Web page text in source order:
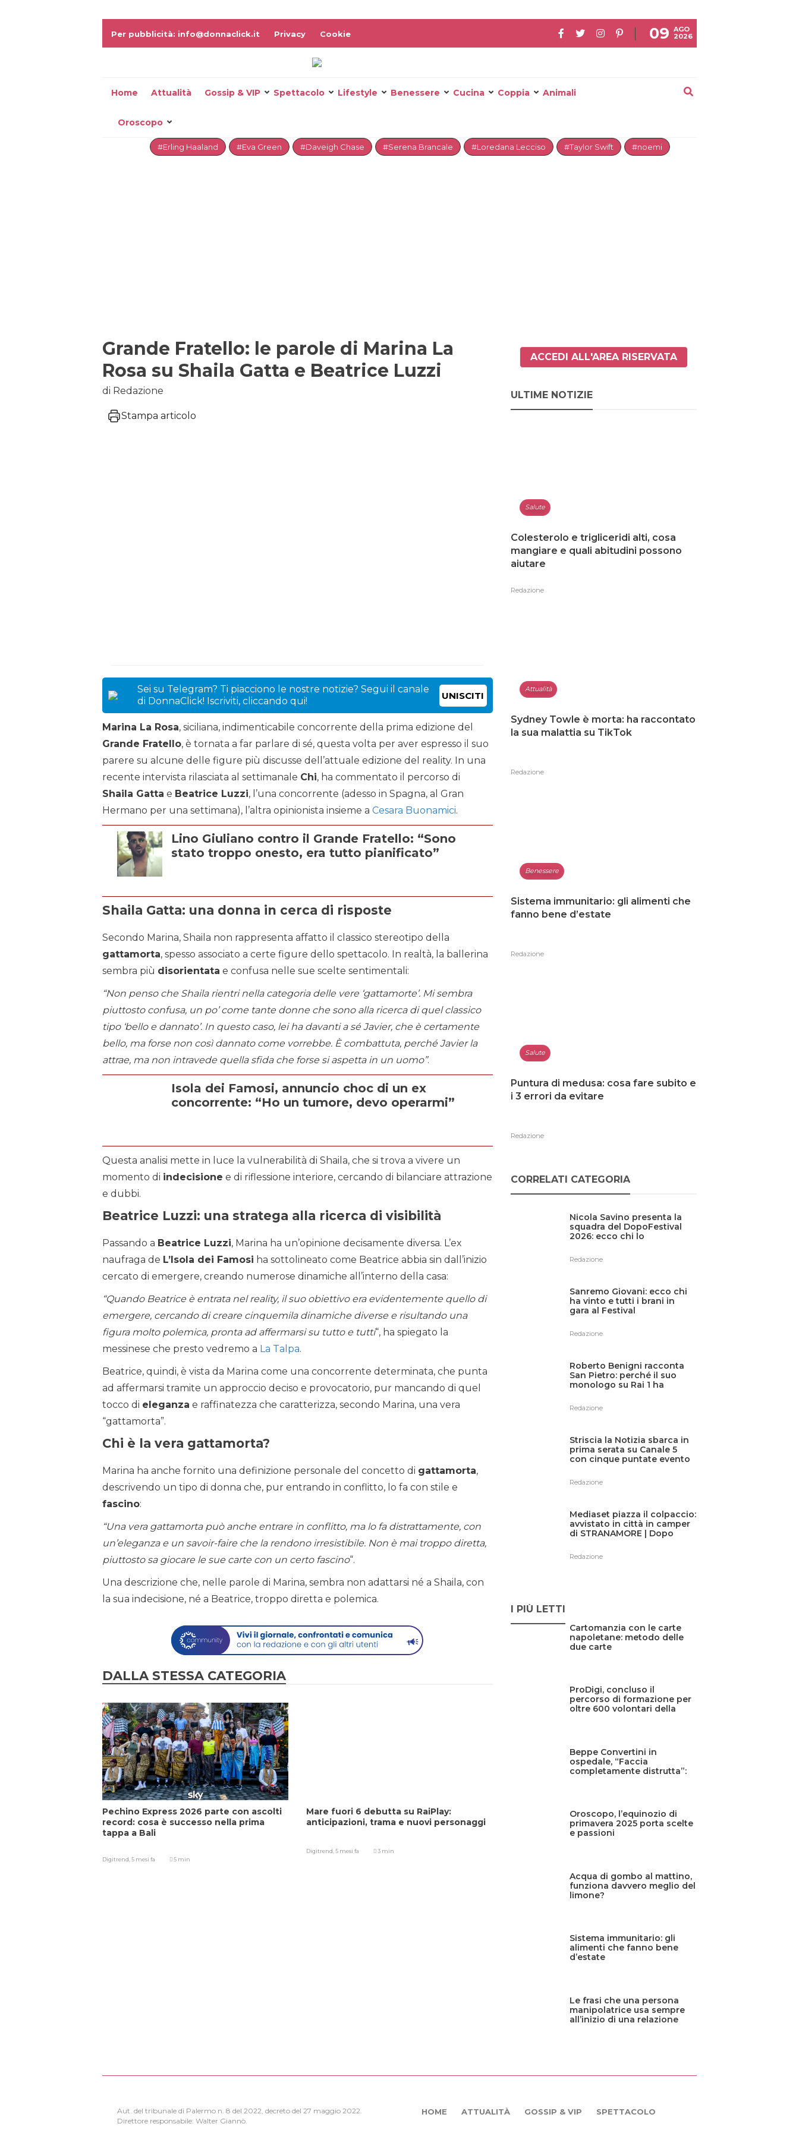
Per pubblicità: info@donnaclick.it Privacy Cookie 09 AGO
2026
Home Attualità Gossip & VIP Spettacolo Lifestyle Benessere Cucina Coppia Animali
Oroscopo
#Erling Haaland #Eva Green #Daveigh Chase #Serena Brancale #Loredana Lecciso #Taylor Swift #noemi
Grande Fratello: le parole di Marina La
Rosa su Shaila Gatta e Beatrice Luzzi
di Redazione
Stampa articolo
Sei su Telegram? Ti piacciono le nostre notizie? Segui il canale
di DonnaClick! Iscriviti, cliccando qui!
UNISCITI
Marina La Rosa, siciliana, indimenticabile concorrente della prima edizione del
Grande Fratello, è tornata a far parlare di sé, questa volta per aver espresso il suo
parere su alcune delle figure più discusse dell’attuale edizione del reality. In una
recente intervista rilasciata al settimanale Chi, ha commentato il percorso di
Shaila Gatta e Beatrice Luzzi, l’una concorrente (adesso in Spagna, al Gran
Hermano per una settimana), l’altra opinionista insieme a Cesara Buonamici.
Lino Giuliano contro il Grande Fratello: “Sono
stato troppo onesto, era tutto pianificato”
Shaila Gatta: una donna in cerca di risposte
Secondo Marina, Shaila non rappresenta affatto il classico stereotipo della
gattamorta, spesso associato a certe figure dello spettacolo. In realtà, la ballerina
sembra più disorientata e confusa nelle sue scelte sentimentali:
“Non penso che Shaila rientri nella categoria delle vere ‘gattamorte’. Mi sembra
piuttosto confusa, un po’ come tante donne che sono alla ricerca di quel classico
tipo ‘bello e dannato’. In questo caso, lei ha davanti a sé Javier, che è certamente
bello, ma forse non così dannato come vorrebbe. È combattuta, perché Javier la
attrae, ma non intravede quella sfida che forse si aspetta in un uomo”.
Isola dei Famosi, annuncio choc di un ex
concorrente: “Ho un tumore, devo operarmi”
Questa analisi mette in luce la vulnerabilità di Shaila, che si trova a vivere un
momento di indecisione e di riflessione interiore, cercando di bilanciare attrazione
e dubbi.
Beatrice Luzzi: una stratega alla ricerca di visibilità
Passando a Beatrice Luzzi, Marina ha un’opinione decisamente diversa. L’ex
naufraga de L’Isola dei Famosi ha sottolineato come Beatrice abbia sin dall’inizio
cercato di emergere, creando numerose dinamiche all’interno della casa:
“Quando Beatrice è entrata nel reality, il suo obiettivo era evidentemente quello di
emergere, cercando di creare cinquemila dinamiche diverse e risultando una
figura molto polemica, pronta ad affermarsi su tutto e tutti“, ha spiegato la
messinese che presto vedremo a La Talpa.
Beatrice, quindi, è vista da Marina come una concorrente determinata, che punta
ad affermarsi tramite un approccio deciso e provocatorio, pur mancando di quel
tocco di eleganza e raffinatezza che caratterizza, secondo Marina, una vera
“gattamorta”.
Chi è la vera gattamorta?
Marina ha anche fornito una definizione personale del concetto di gattamorta,
descrivendo un tipo di donna che, pur entrando in conflitto, lo fa con stile e
fascino:
“Una vera gattamorta può anche entrare in conflitto, ma lo fa distrattamente, con
un’eleganza e un savoir-faire che la rendono irresistibile. Non è mai troppo diretta,
piuttosto sa giocare le sue carte con un certo fascino“.
Una descrizione che, nelle parole di Marina, sembra non adattarsi né a Shaila, con
la sua indecisione, né a Beatrice, troppo diretta e polemica.
DALLA STESSA CATEGORIA
Pechino Express 2026 parte con ascolti
record: cosa è successo nella prima
tappa a Bali
Digitrend,5 mesi fa 5 min
Mare fuori 6 debutta su RaiPlay:
anticipazioni, trama e nuovi personaggi
Digitrend,5 mesi fa 3 min
ACCEDI ALL'AREA RISERVATA
ULTIME NOTIZIE
Salute
Colesterolo e trigliceridi alti, cosa
mangiare e quali abitudini possono
aiutare
Redazione
Attualità
Sydney Towle è morta: ha raccontato
la sua malattia su TikTok
Redazione
Benessere
Sistema immunitario: gli alimenti che
fanno bene d’estate
Redazione
Salute
Puntura di medusa: cosa fare subito e
i 3 errori da evitare
Redazione
CORRELATI CATEGORIA
Nicola Savino presenta la
squadra del DopoFestival
2026: ecco chi lo
Redazione
Sanremo Giovani: ecco chi
ha vinto e tutti i brani in
gara al Festival
Redazione
Roberto Benigni racconta
San Pietro: perché il suo
monologo su Rai 1 ha
Redazione
Striscia la Notizia sbarca in
prima serata su Canale 5
con cinque puntate evento
Redazione
Mediaset piazza il colpaccio:
avvistato in città in camper
di STRANAMORE | Dopo
toto-nomi: presto in TV?
Redazione
I PIÙ LETTI
Cartomanzia con le carte
napoletane: metodo delle
due carte
ProDigi, concluso il
percorso di formazione per
oltre 600 volontari della
Beppe Convertini in
ospedale, “Faccia
completamente distrutta”:
Oroscopo, l’equinozio di
primavera 2025 porta scelte
e passioni
Acqua di gombo al mattino,
funziona davvero meglio del
limone?
Sistema immunitario: gli
alimenti che fanno bene
d’estate
Le frasi che una persona
manipolatrice usa sempre
all’inizio di una relazione
Aut. del tribunale di Palermo n. 8 del 2022, decreto del 27 maggio 2022.
Direttore responsabile: Walter Giannò.
HOME ATTUALITÀ GOSSIP & VIP SPETTACOLO